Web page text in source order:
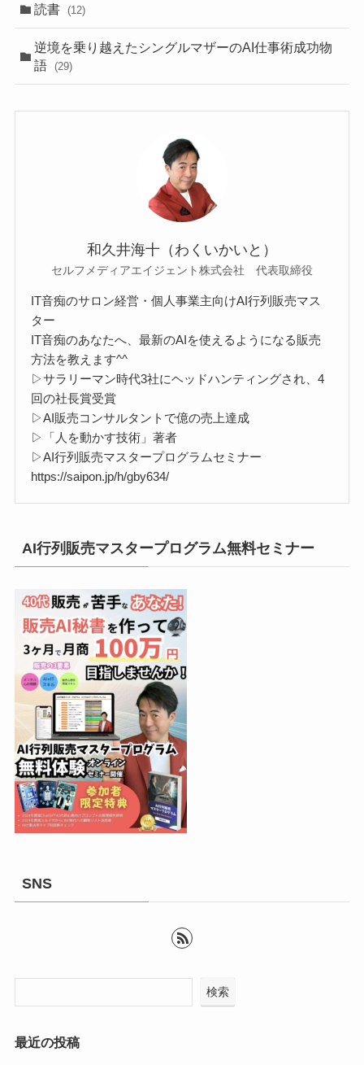
読書 (12)
逆境を乗り越えたシングルマザーのAI仕事術成功物
語
(29)
和久井海十（わくいかいと）
セルフメディアエイジェント株式会社 代表取締役
IT音痴のサロン経営・個人事業主向けAI行列販売マス
ター
IT音痴のあなたへ、最新のAIを使えるようになる販売
方法を教えます^^
▷サラリーマン時代3社にヘッドハンティングされ、4
回の社長賞受賞
▷AI販売コンサルタントで億の売上達成
▷「人を動かす技術」著者
▷AI行列販売マスタープログラムセミナー
https://saipon.jp/h/gby634/
AI行列販売マスタープログラム無料セミナー
SNS
検索
最近の投稿